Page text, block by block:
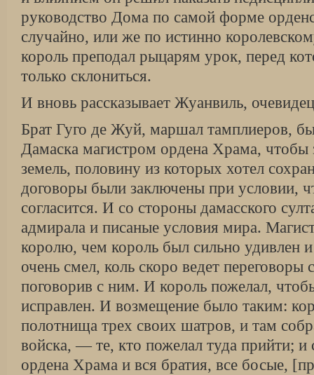
руководство Дома по самой форме
случайно, или же по истинно
король преподал рыцарям урок, перед
только склониться.
И вновь рассказывает Жуанвиль,
Брат Гуго де Жуй, маршал тамплиеров,
Дамаска магистром ордена Храма, чтобы
земель, половину из которых хотел
договоры были заключены при условии,
согласится. И со стороны дамасского
адмирала и писаные условия мира.
королю, чем король был сильно удивлен
очень смел, коль скоро ведет переговоры
поговорив с ним. И король пожелал,
исправлен. И возмещение было таким:
полотнища трех своих шатров, и там
войска, — те, кто пожелал туда прийти; и
ордена Храма и вся братия, все босые,